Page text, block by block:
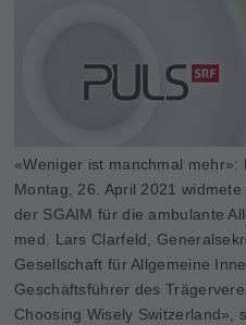
«Weniger ist manchmal mehr»:
Montag, 26. April 2021
der SGAIM für die ambulante
med. Lars Clarfeld,
Gesellschaft für Allgemeine
Geschäftsführer des
Choosing Wisely Switzerland»,